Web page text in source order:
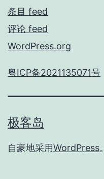
条目 feed
评论 feed
WordPress.org
粤ICP备2021135071号
极客岛
自豪地采用WordPress。